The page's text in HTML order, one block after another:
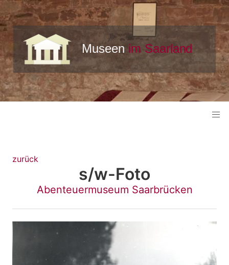
zurück
s/w-Foto
Abenteuermuseum Saarbrücken